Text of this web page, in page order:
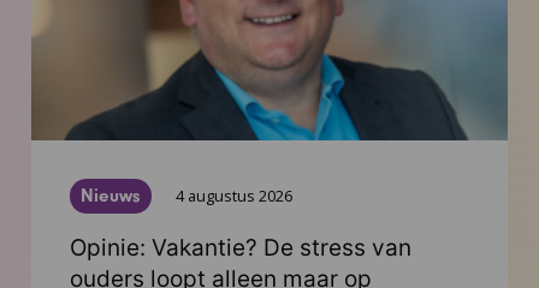
Nieuws 4 augustus 2026
Opinie: Vakantie? De stress van
ouders loopt alleen maar op